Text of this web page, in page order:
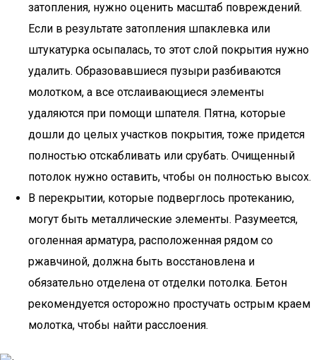
затопления, нужно оценить масштаб повреждений.
Если в результате затопления шпаклевка или
штукатурка осыпалась, то этот слой покрытия нужно
удалить. Образовавшиеся пузыри разбиваются
молотком, а все отслаивающиеся элементы
удаляются при помощи шпателя. Пятна, которые
дошли до целых участков покрытия, тоже придется
полностью отскабливать или срубать. Очищенный
потолок нужно оставить, чтобы он полностью высох.
В перекрытии, которые подверглось протеканию,
могут быть металлические элементы. Разумеется,
оголенная арматура, расположенная рядом со
ржавчиной, должна быть восстановлена и
обязательно отделена от отделки потолка. Бетон
рекомендуется осторожно простучать острым краем
молотка, чтобы найти расслоения.